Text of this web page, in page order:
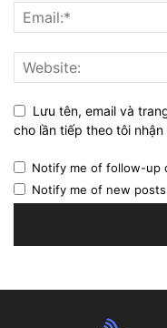
Lưu tên, email và
cho lần tiếp theo tôi nhận
Notify me of follow-up
Notify me of new posts